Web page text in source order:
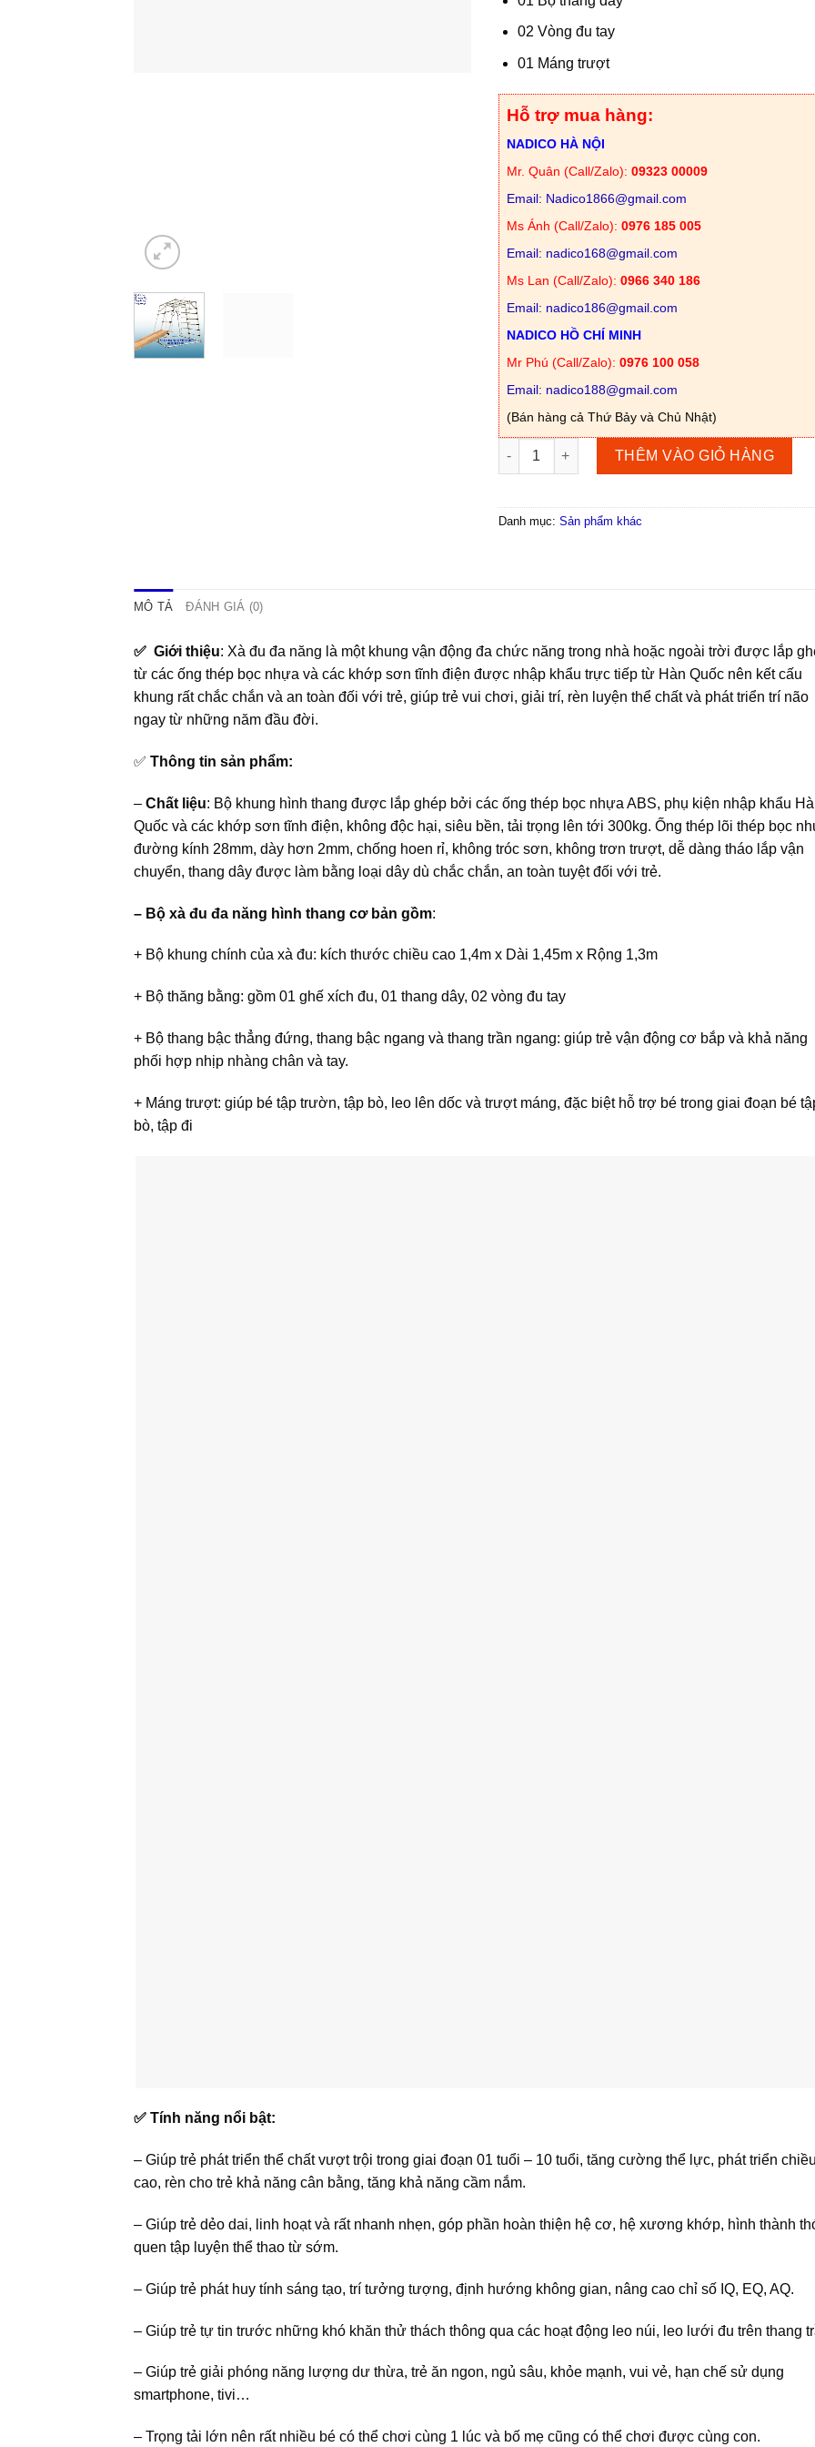
02 Vòng đu tay
01 Máng trượt
Hỗ trợ mua hàng:
NADICO HÀ NỘI
Mr. Quân (Call/Zalo): 09323 00009
Email: Nadico1866@gmail.com
Ms Ánh (Call/Zalo): 0976 185 005
Email: nadico168@gmail.com
Ms Lan (Call/Zalo): 0966 340 186
Email: nadico186@gmail.com
NADICO HỒ CHÍ MINH
Mr Phú (Call/Zalo): 0976 100 058
Email: nadico188@gmail.com
(Bán hàng cả Thứ Bảy và Chủ Nhật)
Xà đu đa năng hình thang (Bộ cơ bản kèm máng
THÊM VÀO GIỎ HÀNG
Danh mục: Sản phẩm khác
MÔ TẢ ĐÁNH GIÁ (0)
✅ Giới thiệu: Xà đu đa năng là một khung vận động đa chức năng trong nhà hoặc ngoài trời được lắp
từ các ống thép bọc nhựa và các khớp sơn tĩnh điện được nhập khẩu trực tiếp từ Hàn Quốc nên kết cấu
khung rất chắc chắn và an toàn đối với trẻ, giúp trẻ vui chơi, giải trí, rèn luyện thể chất và phát triển trí não
ngay từ những năm đầu đời.
✅ Thông tin sản phẩm:
– Chất liệu: Bộ khung hình thang được lắp ghép bởi các ống thép bọc nhựa ABS, phụ kiện nhập khẩu
Quốc và các khớp sơn tĩnh điện, không độc hại, siêu bền, tải trọng lên tới 300kg. Ống thép lõi thép bọc
đường kính 28mm, dày hơn 2mm, chống hoen rỉ, không tróc sơn, không trơn trượt, dễ dàng tháo lắp vận
chuyển, thang dây được làm bằng loại dây dù chắc chắn, an toàn tuyệt đối với trẻ.
– Bộ xà đu đa năng hình thang cơ bản gồm:
+ Bộ khung chính của xà đu: kích thước chiều cao 1,4m x Dài 1,45m x Rộng 1,3m
+ Bộ thăng bằng: gồm 01 ghế xích đu, 01 thang dây, 02 vòng đu tay
+ Bộ thang bậc thẳng đứng, thang bậc ngang và thang trần ngang: giúp trẻ vận động cơ bắp và khả năng
phối hợp nhịp nhàng chân và tay.
+ Máng trượt: giúp bé tập trườn, tập bò, leo lên dốc và trượt máng, đặc biệt hỗ trợ bé trong giai đoạn bé
bò, tập đi
✅ Tính năng nổi bật:
– Giúp trẻ phát triển thể chất vượt trội trong giai đoạn 01 tuổi – 10 tuổi, tăng cường thể lực, phát triển chiều
cao, rèn cho trẻ khả năng cân bằng, tăng khả năng cầm nắm.
– Giúp trẻ dẻo dai, linh hoạt và rất nhanh nhẹn, góp phần hoàn thiện hệ cơ, hệ xương khớp, hình thành
quen tập luyện thể thao từ sớm.
– Giúp trẻ phát huy tính sáng tạo, trí tưởng tượng, định hướng không gian, nâng cao chỉ số IQ, EQ, AQ.
– Giúp trẻ tự tin trước những khó khăn thử thách thông qua các hoạt động leo núi, leo lưới đu trên thang
– Giúp trẻ giải phóng năng lượng dư thừa, trẻ ăn ngon, ngủ sâu, khỏe mạnh, vui vẻ, hạn chế sử dụng
smartphone, tivi…
– Trọng tải lớn nên rất nhiều bé có thể chơi cùng 1 lúc và bố mẹ cũng có thể chơi được cùng con.